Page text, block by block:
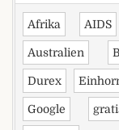
Afrika AIDS
Australien
Durex
Google